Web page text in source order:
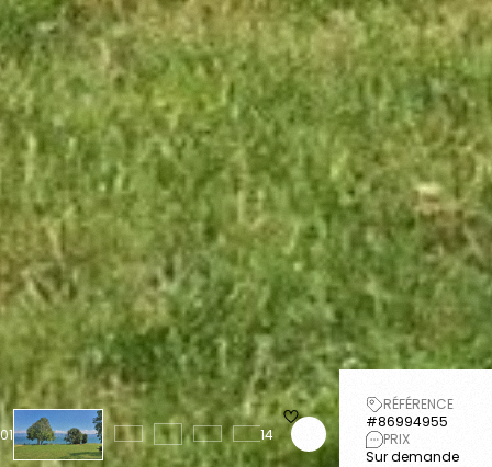
01 14
RÉFÉRENCE
#86994955
PRIX
Sur demande